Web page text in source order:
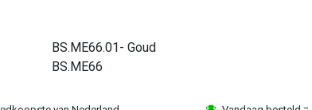
BS.ME66.01- Goud
BS.ME66